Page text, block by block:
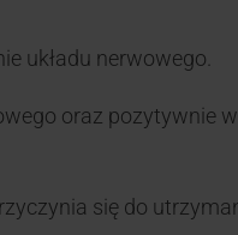
układu nerwowego.
oraz pozytywnie
się do